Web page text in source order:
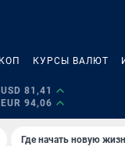
КУРСЫ ВАЛЮТ
USD 81,41
EUR 94,06
Где начать новую